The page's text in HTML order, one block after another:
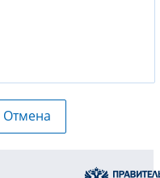
Отмена